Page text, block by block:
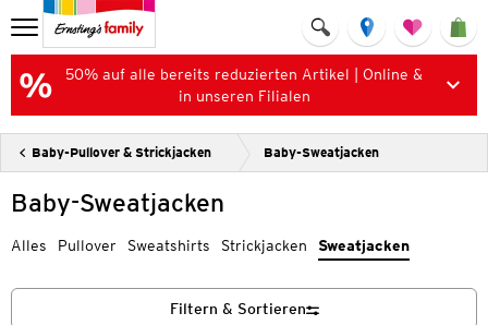
50% auf alle bereits reduzierten Artikel | Online &
in unseren Filialen
Baby-Pullover & Strickjacken Baby-Sweatjacken
Baby-Sweatjacken
Alles Pullover Sweatshirts Strickjacken Sweatjacken
Filtern & Sortieren